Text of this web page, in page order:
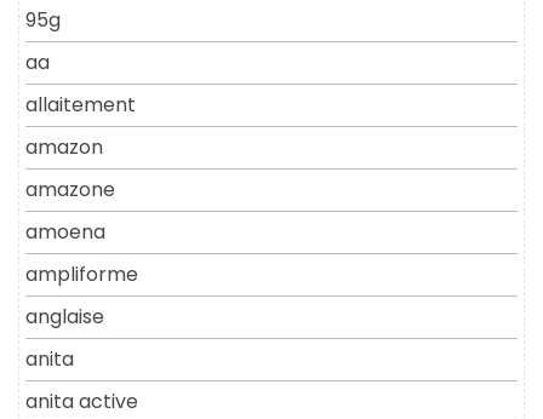
95g
aa
allaitement
amazon
amazone
amoena
ampliforme
anglaise
anita
anita active